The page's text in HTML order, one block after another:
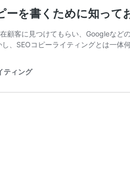
ーを書くために知っ
顧客に見つけてもらい、Googleなど
、SEOコピーライティングとは一
ティング